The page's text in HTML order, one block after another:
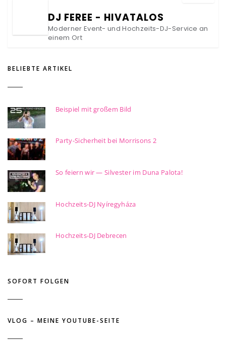
DJ FEREE - HIVATALOS
Moderner Event- und Hochzeits-DJ-Service an
einem Ort
BELIEBTE ARTIKEL
Beispiel mit großem Bild
Party-Sicherheit bei Morrisons 2
So feiern wir — Silvester im Duna Palota!
Hochzeits-DJ Nyíregyháza
Hochzeits-DJ Debrecen
SOFORT FOLGEN
VLOG – MEINE YOUTUBE-SEITE